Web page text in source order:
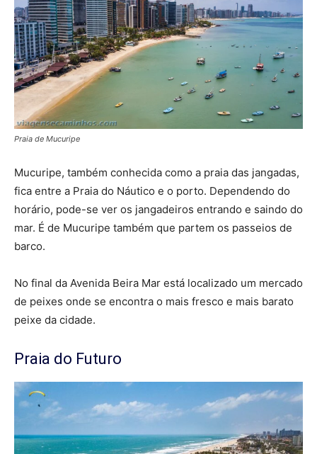
Praia de Mucuripe
Mucuripe, também conhecida como a praia das jangadas,
fica entre a Praia do Náutico e o porto. Dependendo do
horário, pode-se ver os jangadeiros entrando e saindo do
mar. É de Mucuripe também que partem os passeios de
barco.
No final da Avenida Beira Mar está localizado um mercado
de peixes onde se encontra o mais fresco e mais barato
peixe da cidade.
Praia do Futuro